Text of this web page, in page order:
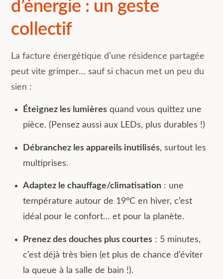
d’énergie : un geste
collectif
La facture énergétique d’une résidence partagée
peut vite grimper… sauf si chacun met un peu du
sien :
Éteignez les lumières quand vous quittez une
pièce. (Pensez aussi aux LEDs, plus durables !)
Débranchez les appareils inutilisés, surtout les
multiprises.
Adaptez le chauffage/climatisation : une
température autour de 19°C en hiver, c’est
idéal pour le confort… et pour la planète.
Prenez des douches plus courtes : 5 minutes,
c’est déjà très bien (et plus de chance d’éviter
la queue à la salle de bain !).